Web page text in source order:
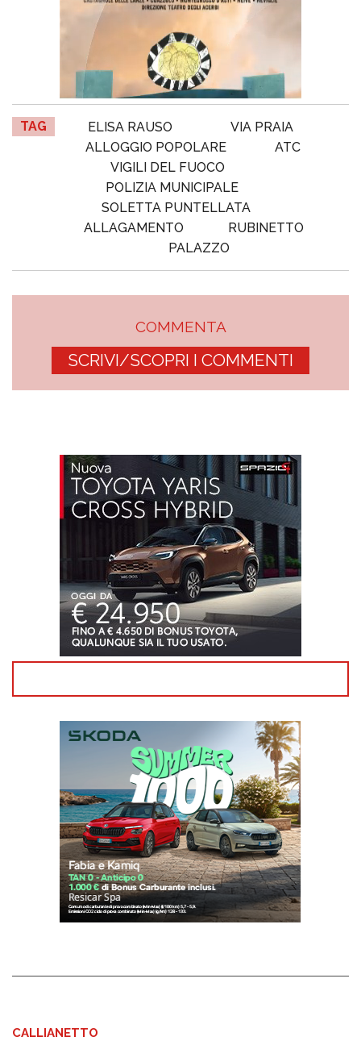
TAG ELISA RAUSO
VIA PRAIA
ALLOGGIO POPOLARE
ATC
VIGILI DEL FUOCO
POLIZIA MUNICIPALE
SOLETTA PUNTELLATA
ALLAGAMENTO
RUBINETTO
PALAZZO
COMMENTA
SCRIVI/SCOPRI I COMMENTI
CALLIANETTO